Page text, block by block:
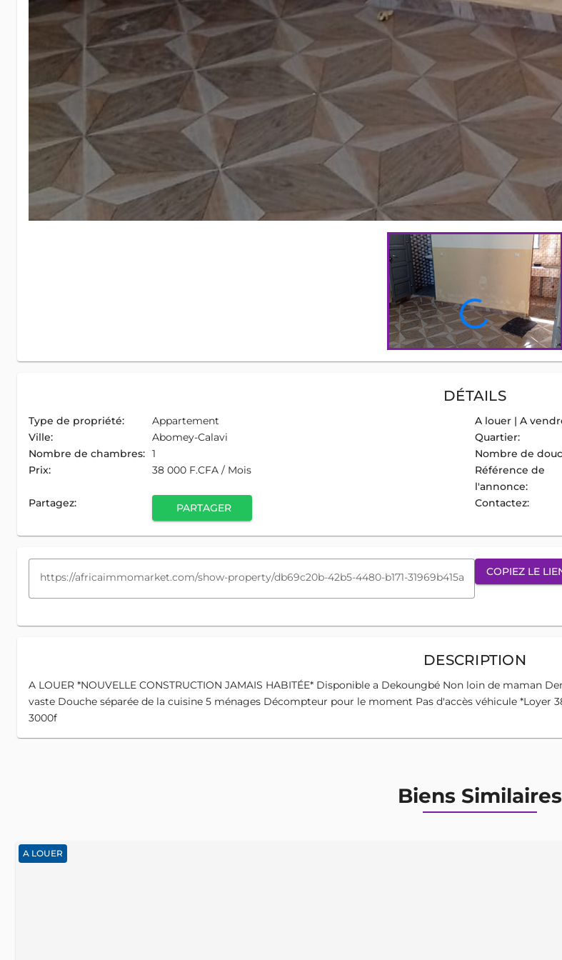
DÉTAILS
Type de propriété: Appartement A louer | A
Ville:
Abomey-Calavi Quartier:
Nombre de chambres: 1 Nombre de
Prix:
38 000 F.CFA / Mois
Référence de
l'annonce:
Partagez: PARTAGER Contactez:
COPIEZ LE
DESCRIPTION
A LOUER *NOUVELLE CONSTRUCTION JAMAIS HABITÉE* Disponible a Dekoungbé Non loin de maman
vaste Douche séparée de la cuisine 5 ménages Décompteur pour le moment Pas d'accès véhicule *Loyer
3000f
Biens Similaires
A LOUER